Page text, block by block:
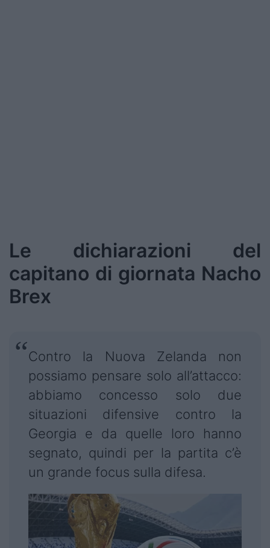
Le dichiarazioni del
capitano di giornata Nacho
Brex
Contro la Nuova Zelanda non
possiamo pensare solo all’attacco:
abbiamo concesso solo due
situazioni difensive contro la
Georgia e da quelle loro hanno
segnato, quindi per la partita c’è
un grande focus sulla difesa.